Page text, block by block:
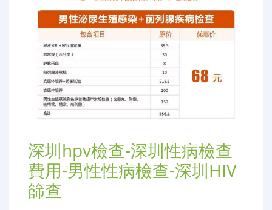
深圳hpv檢查-深圳性病檢查
費用-男性性病檢查-深圳HIV
篩查